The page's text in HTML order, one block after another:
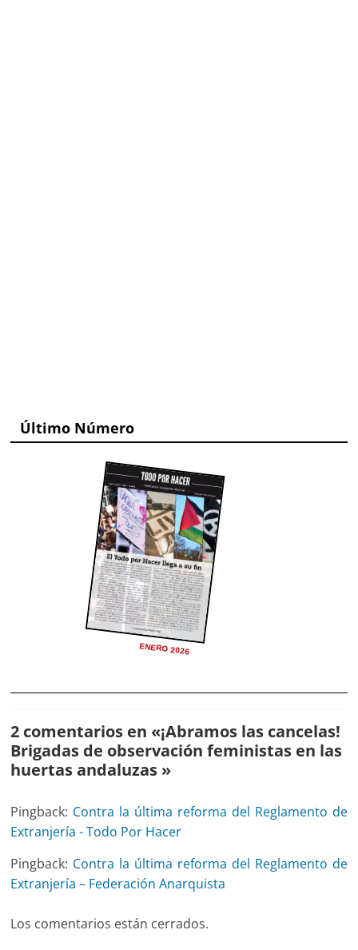
Último Número
ENERO 2026
2 comentarios en «¡Abramos las cancelas!
Brigadas de observación feministas en las
huertas andaluzas »
Pingback: Contra la última reforma del Reglamento de
Extranjería - Todo Por Hacer
Pingback: Contra la última reforma del Reglamento de
Extranjería – Federación Anarquista
Los comentarios están cerrados.